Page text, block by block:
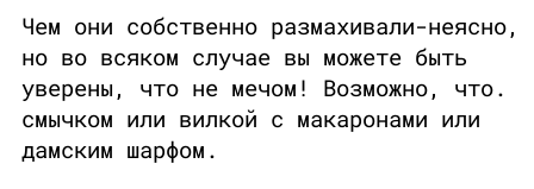
Чем они собственно размахивали-неясно,
но во всяком случае вы можете быть
уверены, что не мечом! Возможно, что.
смычком или вилкой с макаронами или
дамским шарфом.